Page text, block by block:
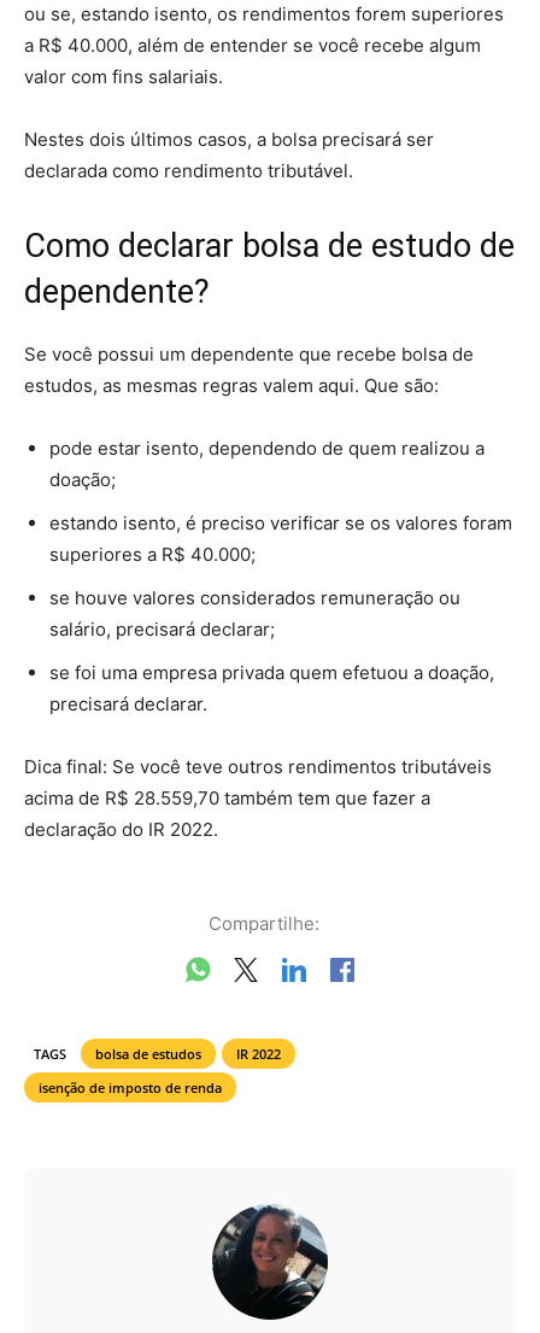
ou se, estando isento, os rendimentos forem superiores
a R$ 40.000, além de entender se você recebe algum
valor com fins salariais.
Nestes dois últimos casos, a bolsa precisará ser
declarada como rendimento tributável.
Como declarar bolsa de estudo de
dependente?
Se você possui um dependente que recebe bolsa de
estudos, as mesmas regras valem aqui. Que são:
pode estar isento, dependendo de quem realizou a
doação;
estando isento, é preciso verificar se os valores foram
superiores a R$ 40.000;
se houve valores considerados remuneração ou
salário, precisará declarar;
se foi uma empresa privada quem efetuou a doação,
precisará declarar.
Dica final: Se você teve outros rendimentos tributáveis
acima de R$ 28.559,70 também tem que fazer a
declaração do IR 2022.
Compartilhe:
TAGS bolsa de estudos
IR 2022
isenção de imposto de renda